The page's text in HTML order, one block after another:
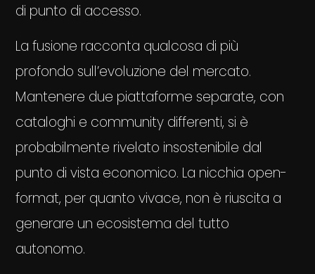
di punto di accesso.
La fusione racconta qualcosa di più
profondo sull’evoluzione del mercato.
Mantenere due piattaforme separate, con
cataloghi e community differenti, si è
probabilmente rivelato insostenibile dal
punto di vista economico. La nicchia open-
format, per quanto vivace, non è riuscita a
generare un ecosistema del tutto
autonomo.